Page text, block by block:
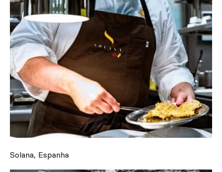
Solana, Espanha